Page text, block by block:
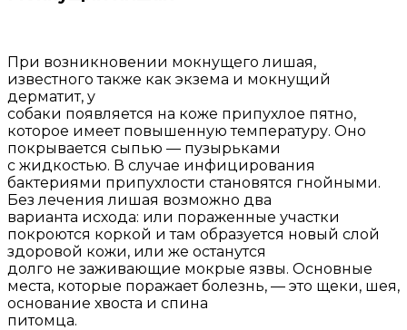
При возникновении мокнущего лишая,
известного также как экзема и мокнущий
дерматит, у
собаки появляется на коже припухлое пятно,
которое имеет повышенную температуру. Оно
покрывается сыпью — пузырьками
с жидкостью. В случае инфицирования
бактериями припухлости становятся гнойными.
Без лечения лишая возможно два
варианта исхода: или пораженные участки
покроются коркой и там образуется новый слой
здоровой кожи, или же останутся
долго не заживающие мокрые язвы. Основные
места, которые поражает болезнь, — это щеки, шея,
основание хвоста и спина
питомца.